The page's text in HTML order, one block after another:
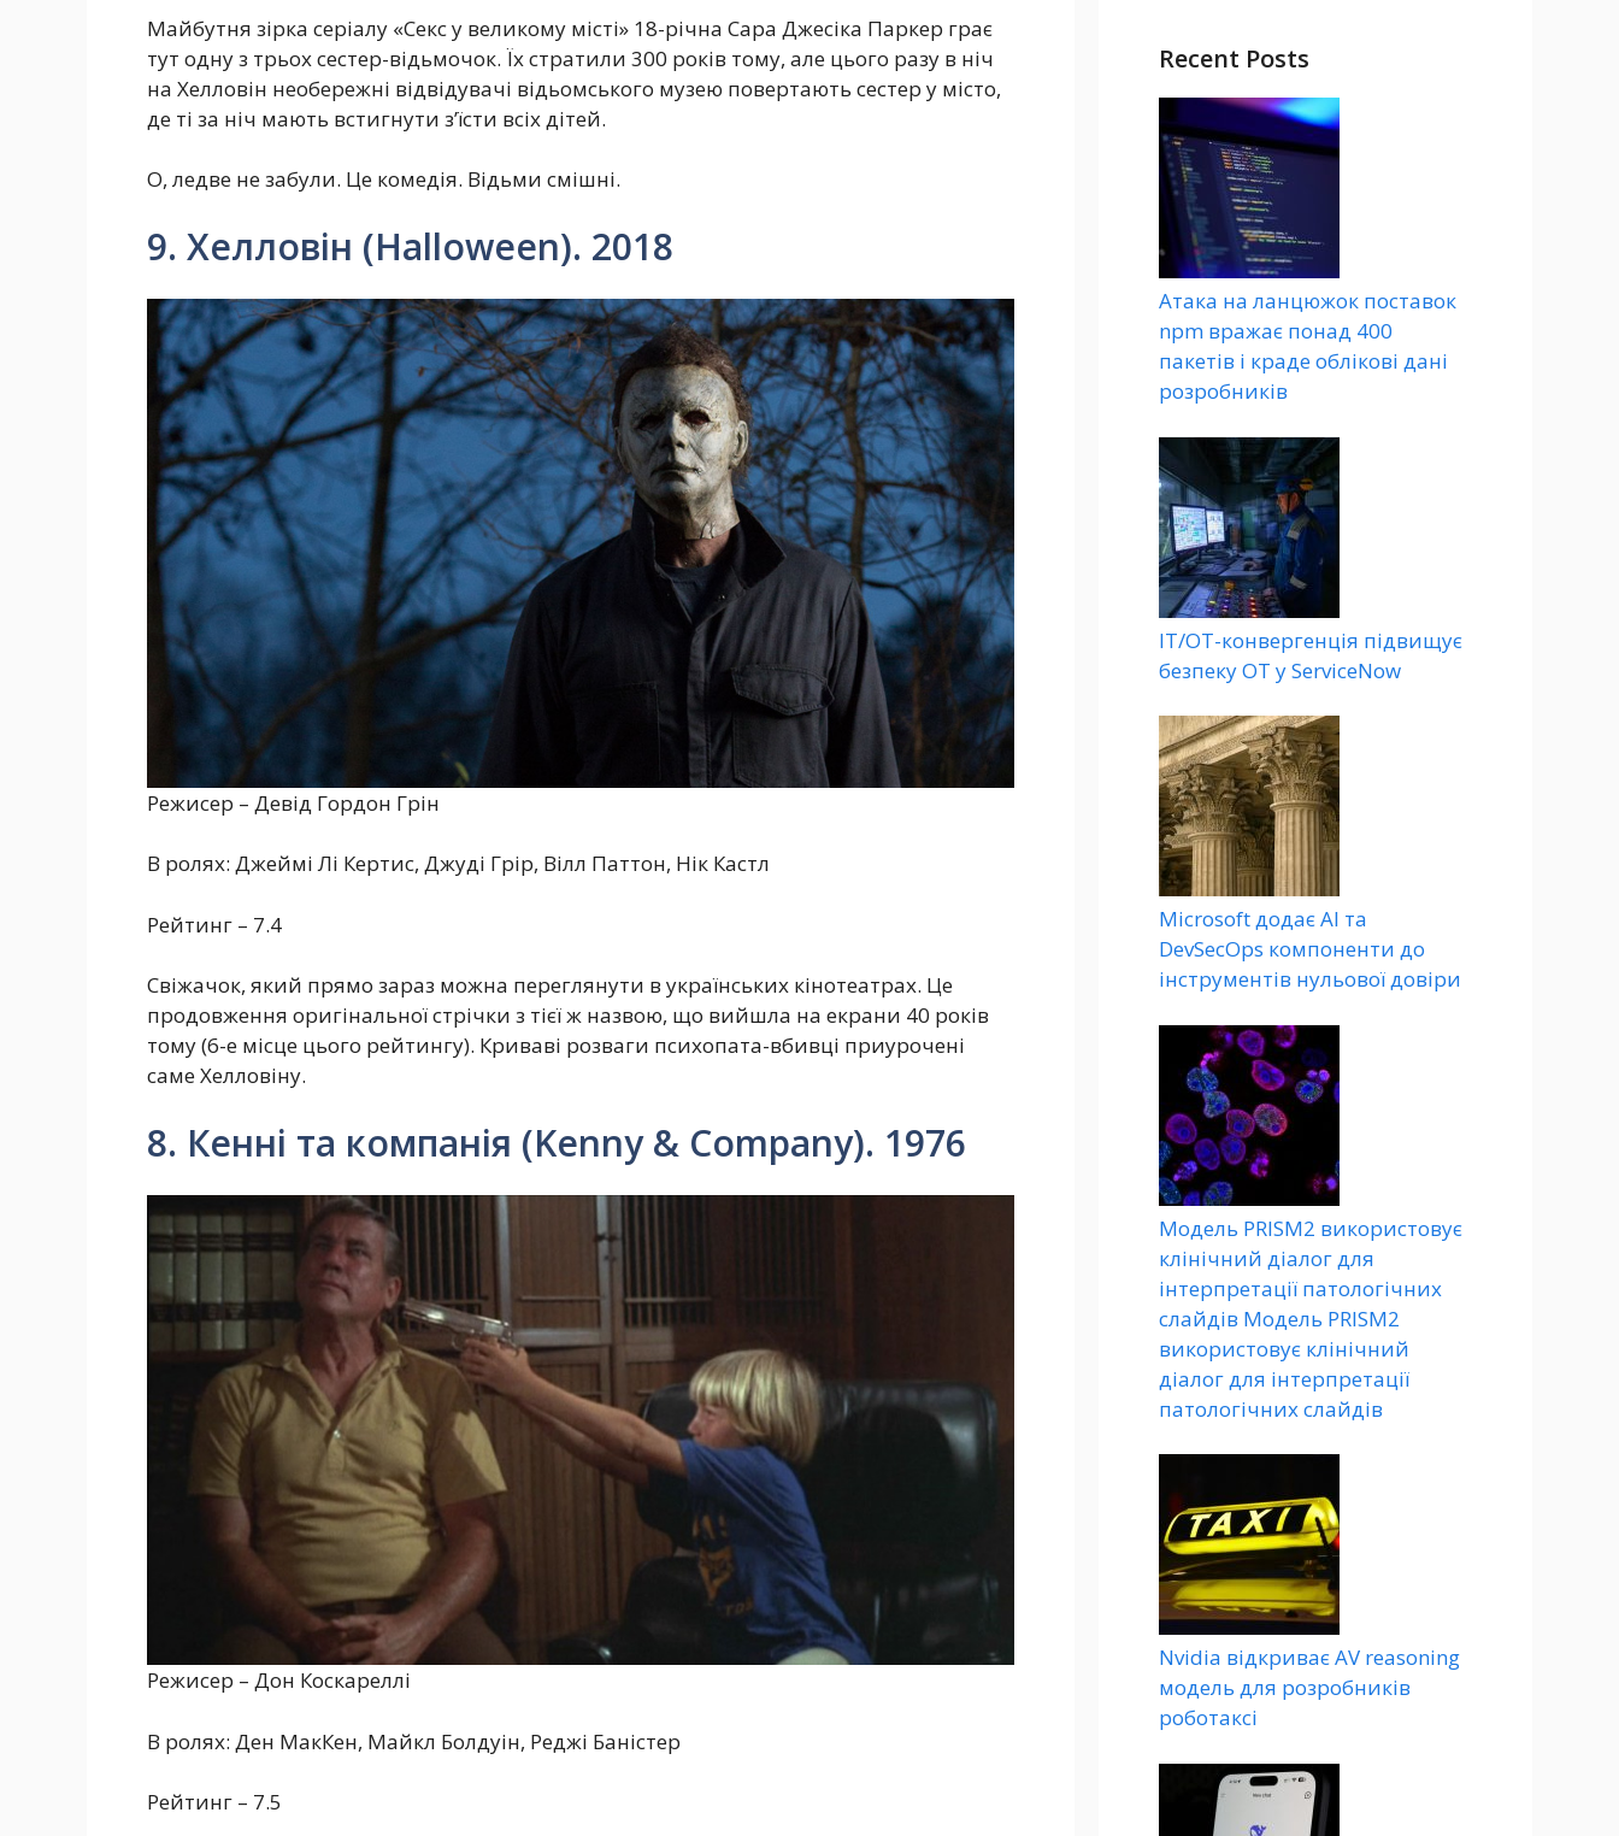
Майбутня зірка серіалу «Секс у великому місті» 18-річна Сара Джесіка Паркер грає
тут одну з трьох сестер-відьмочок. Їх стратили 300 років тому, але цього разу в ніч
на Хелловін необережні відвідувачі відьомського музею повертають сестер у місто,
де ті за ніч мають встигнути з’їсти всіх дітей.
О, ледве не забули. Це комедія. Відьми смішні.
9. Хелловін (Halloween). 2018
Режисер – Девід Гордон Грін
В ролях: Джеймі Лі Кертис, Джуді Грір, Вілл Паттон, Нік Кастл
Рейтинг – 7.4
Свіжачок, який прямо зараз можна переглянути в українських кінотеатрах. Це
продовження оригінальної стрічки з тієї ж назвою, що вийшла на екрани 40 років
тому (6-е місце цього рейтингу). Криваві розваги психопата-вбивці приурочені
саме Хелловіну.
8. Кенні та компанія (Kenny & Company). 1976
Режисер – Дон Коскареллі
В ролях: Ден МакКен, Майкл Болдуін, Реджі Баністер
Рейтинг – 7.5
Recent Posts
Атака на ланцюжок поставок
npm вражає понад 400
пакетів і краде облікові дані
розробників
ІТ/ОТ-конвергенція підвищує
безпеку ОТ у ServiceNow
Microsoft додає AI та
DevSecOps компоненти до
інструментів нульової довіри
Модель PRISM2 використовує
клінічний діалог для
інтерпретації патологічних
слайдів Модель PRISM2
використовує клінічний
діалог для інтерпретації
патологічних слайдів
Nvidia відкриває AV reasoning
модель для розробників
роботаксі